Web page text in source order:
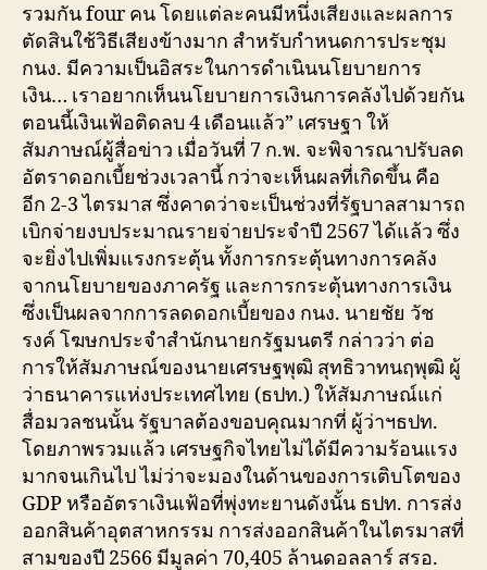
รวมกัน four คน โดยแต่ละคนมีหนึ่งเสียงและผลการ
ตัดสินใช้วิธีเสียงข้างมาก สำหรับกำหนดการประชุม
กนง. มีความเป็นอิสระในการดำเนินนโยบายการ
เงิน… เราอยากเห็นนโยบายการเงินการคลังไปด้วยกัน
ตอนนี้เงินเฟ้อติดลบ 4 เดือนแล้ว” เศรษฐา ให้
สัมภาษณ์ผู้สื่อข่าว เมื่อวันที่ 7 ก.พ. จะพิจารณาปรับลด
อัตราดอกเบี้ยช่วงเวลานี้ กว่าจะเห็นผลที่เกิดขึ้น คือ
อีก 2-3 ไตรมาส ซึ่งคาดว่าจะเป็นช่วงที่รัฐบาลสามารถ
เบิกจ่ายงบประมาณรายจ่ายประจำปี 2567 ได้แล้ว ซึ่ง
จะยิ่งไปเพิ่มแรงกระตุ้น ทั้งการกระตุ้นทางการคลัง
จากนโยบายของภาครัฐ และการกระตุ้นทางการเงิน
ซึ่งเป็นผลจากการลดดอกเบี้ยของ กนง. นายชัย วัช
รงค์ โฆษกประจำสำนักนายกรัฐมนตรี กล่าวว่า ต่อ
การให้สัมภาษณ์ของนายเศรษฐพุฒิ สุทธิวาทนฤพุฒิ ผู้
ว่าธนาคารแห่งประเทศไทย (ธปท.) ให้สัมภาษณ์แก่
สื่อมวลชนนั้น รัฐบาลต้องขอบคุณมากที่ ผู้ว่าฯธปท.
โดยภาพรวมแล้ว เศรษฐกิจไทยไม่ได้มีความร้อนแรง
มากจนเกินไป ไม่ว่าจะมองในด้านของการเติบโตของ
GDP หรืออัตราเงินเฟ้อที่พุ่งทะยานดังนั้น ธปท. การส่ง
ออกสินค้าอุตสาหกรรม การส่งออกสินค้าในไตรมาสที่
สามของปี 2566 มีมูลค่า 70,405 ล้านดอลลาร์ สรอ.